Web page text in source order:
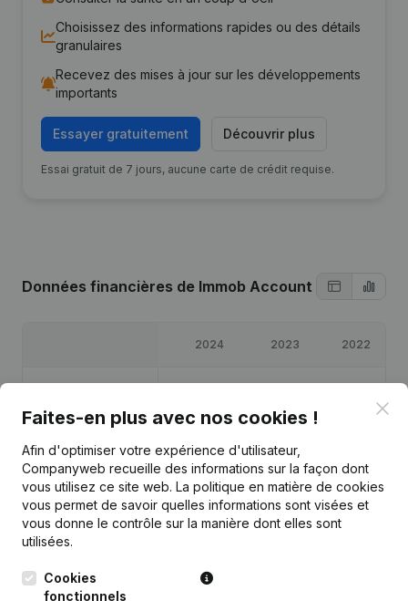
Choisissez des informations rapides ou des détails
granulaires
Recevez des mises à jour sur les développements
importants
Essayer gratuitement Découvrir plus
Essai gratuit de 7 jours, aucune carte de crédit requise.
Données financières de Immob Account
2024 2023 2022
Marge brute 17 216 25 135 7 541
Publications de Immob Account
Faites-en plus avec nos cookies !
Afin d'optimiser votre expérience d'utilisateur,
Companyweb recueille des informations sur la façon dont
vous utilisez ce site web. La politique en matière de cookies
vous permet de savoir quelles informations sont visées et
vous donne le contrôle sur la manière dont elles sont
utilisées.
Cookies
fonctionnels